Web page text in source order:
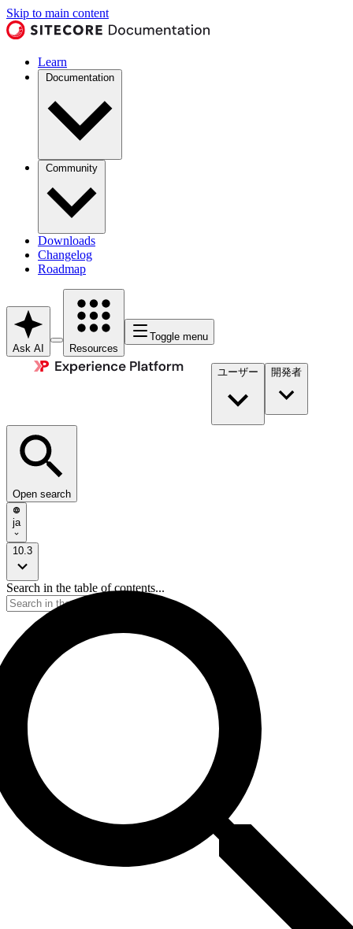
Skip to main content
Learn
Documentation
Community
Downloads
Changelog
Roadmap
Ask AI Resources
Toggle menu
ユーザー 開発者​
Open search
ja
10.3
Search in the table of contents...